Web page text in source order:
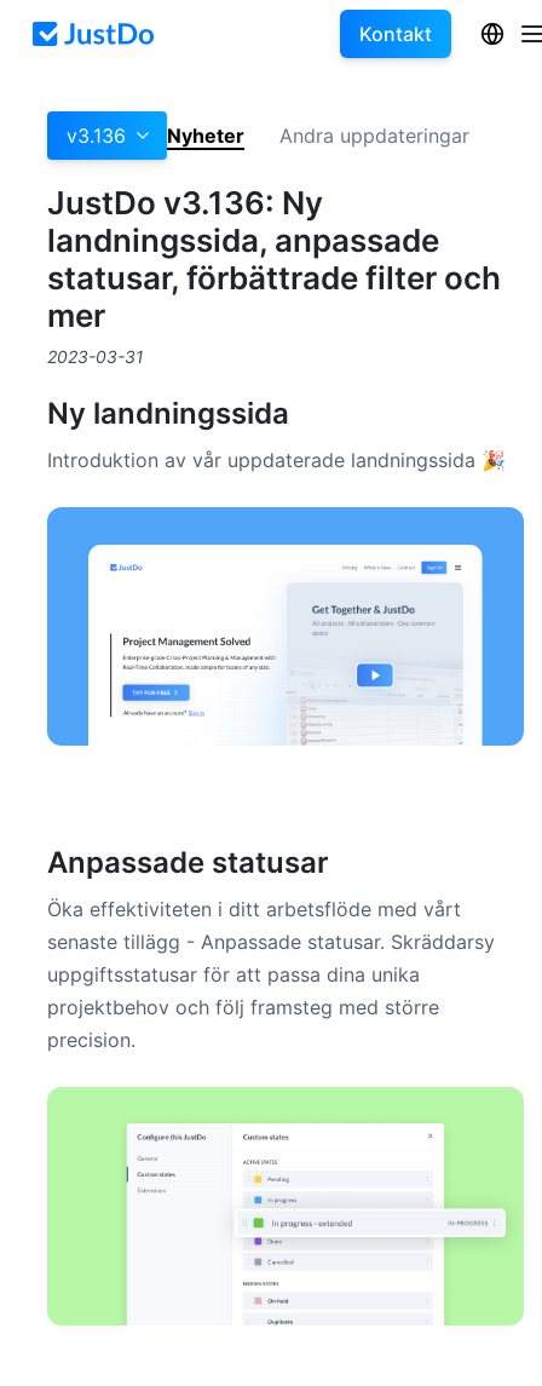
Kontakt
v3.136 Nyheter Andra uppdateringar
JustDo v3.136: Ny
landningssida, anpassade
statusar, förbättrade filter och
mer
2023-03-31
Ny landningssida
Introduktion av vår uppdaterade landningssida 🎉
Anpassade statusar
Öka effektiviteten i ditt arbetsflöde med vårt
senaste tillägg - Anpassade statusar. Skräddarsy
uppgiftsstatusar för att passa dina unika
projektbehov och följ framsteg med större
precision.